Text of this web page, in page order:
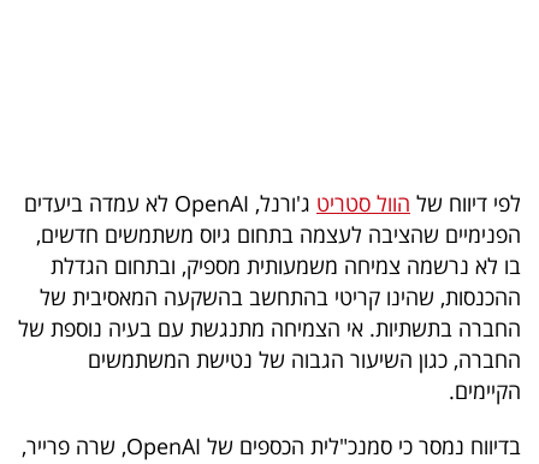
הכלכלי
פודקאסט
40
UNDER
40
לפי דיווח של הוול סטריט
ג'ורנל, OpenAI לא עמדה ביעדים
הפנימיים שהציבה לעצמה בתחום גיוס משתמשים חדשים,
בו לא נרשמה צמיחה משמעותית מספיק, ובתחום הגדלת
ההכנסות, שהינו קריטי בהתחשב בהשקעה המאסיבית של
החברה בתשתיות. אי הצמיחה מתנגשת עם בעיה נוספת של
החברה, כגון השיעור הגבוה של נטישת המשתמשים
הקיימים.
בדיווח נמסר כי סמנכ"לית הכספים של OpenAI, שרה פרייר,